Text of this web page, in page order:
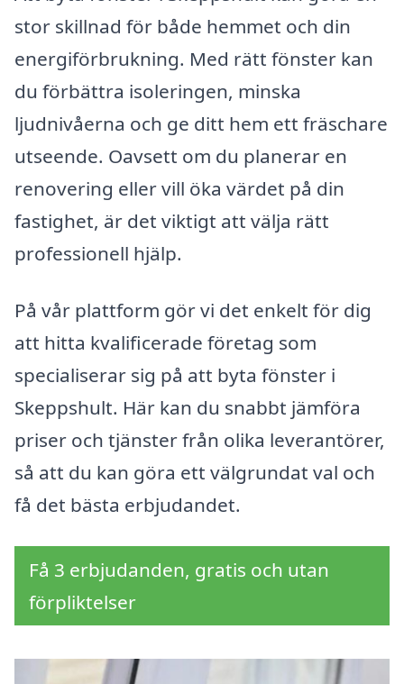
stor skillnad för både hemmet och din
energiförbrukning. Med rätt fönster kan
du förbättra isoleringen, minska
ljudnivåerna och ge ditt hem ett fräschare
utseende. Oavsett om du planerar en
renovering eller vill öka värdet på din
fastighet, är det viktigt att välja rätt
professionell hjälp.
På vår plattform gör vi det enkelt för dig
att hitta kvalificerade företag som
specialiserar sig på att byta fönster i
Skeppshult. Här kan du snabbt jämföra
priser och tjänster från olika leverantörer,
så att du kan göra ett välgrundat val och
få det bästa erbjudandet.
Få 3 erbjudanden, gratis och utan
förpliktelser